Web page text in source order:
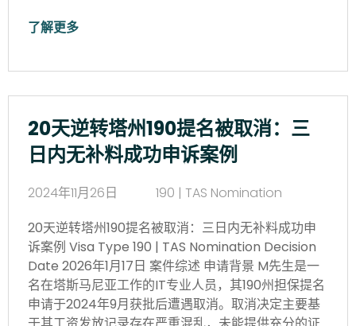
了解更多
20天逆转塔州190提名被取消：三
日内无补料成功申诉案例
2024年11月26日
190 | TAS Nomination
20天逆转塔州190提名被取消：三日内无补料成功申
诉案例 Visa Type 190 | TAS Nomination Decision
Date 2026年1月17日 案件综述 申请背景 M先生是一
名在塔斯马尼亚工作的IT专业人员，其190州担保提名
申请于2024年9月获批后遭遇取消。取消决定主要基